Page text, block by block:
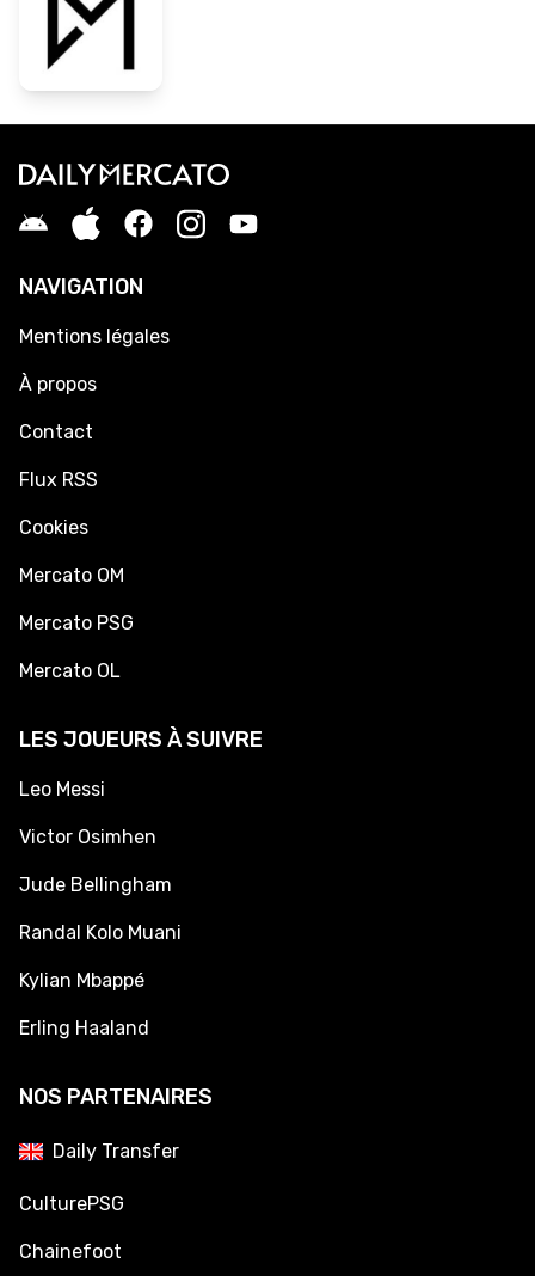
NAVIGATION
Mentions légales
À propos
Contact
Flux RSS
Cookies
Mercato OM
Mercato PSG
Mercato OL
LES JOUEURS À SUIVRE
Leo Messi
Victor Osimhen
Jude Bellingham
Randal Kolo Muani
Kylian Mbappé
Erling Haaland
NOS PARTENAIRES
Daily Transfer
CulturePSG
Chainefoot